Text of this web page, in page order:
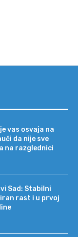
vas osvaja na
da nije sve
na razglednici
Sad: Stabilni
rast i u prvoj